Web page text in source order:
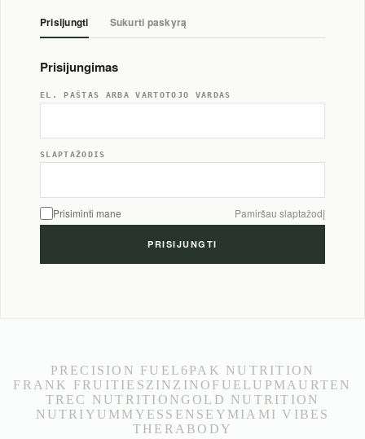
Prisijungti Sukurti paskyrą
Prisijungimas
EL. PAŠTAS ARBA VARTOTOJO VARDAS
SLAPTAŽODIS
Prisiminti mane Pamiršau slaptažodį
PRECISION FUEL 6PAK NUTRITION
FRANK FRUITIES ZINZINO FUELUP MAURTEN
TREC NUTRITIONGOLD NUTRITION
NUTRIYUMMY ESSENSEY MIAMI VIBES
THERABODY